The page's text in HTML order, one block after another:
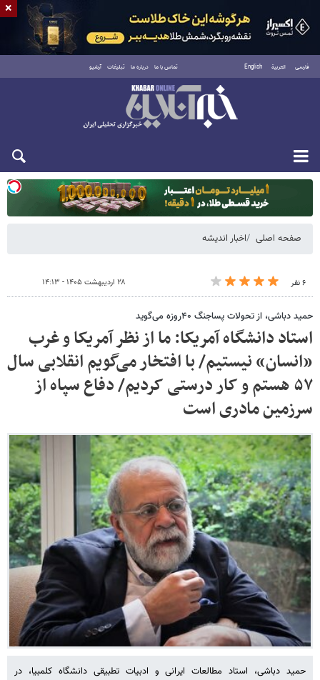
فارسی العربية English تماس با ما درباره ما تبلیغات آرشیو
یکشنبه ۱۸ مرداد ۱۴۰۵
صفحه اصلی اخبار اندیشه
۶ نفر ۲۸ اردیبهشت ۱۴۰۵ - ۱۴:۱۳
حمید دباشی، از تحولات پساجنگ ۴۰‌روزه می‌گوید
استاد دانشگاه آمریکا: ما از نظر آمریکا و غرب
«انسان» نیستیم/ با افتخار می‌گویم انقلابی سال
۵۷ هستم و کار درستی کردیم/ دفاع سپاه از
سرزمین مادری است
حمید دباشی، استاد مطالعات ایرانی و ادبیات تطبیقی دانشگاه کلمبیا، در
×